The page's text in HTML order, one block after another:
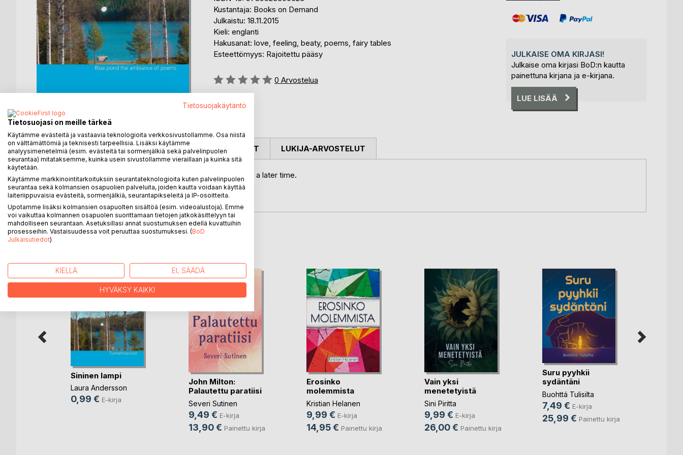
Kustantaja: Books on Demand
Julkaistu: 18.11.2015
Kieli: englanti
Hakusanat: love, feeling, beaty, poems, fairy tables
Esteettömyys: Rajoitettu pääsy
Arvostelu::
0%
0 Arvostelua
JULKAISE OMA KIRJASI!
Julkaise oma kirjasi BoD:n kautta
painettuna kirjana ja e-kirjana.
LUE LISÄÄ
KUVAUS
The atmosphere poem a poem book whisch will appear in a later time.
Dive into the forthcoming book of poems mood.
Suiteable for children to read the fairytable.
KIRJAILIJA LEHDISTÖARVOSTELUT LUKIJA-ARVOSTELUT
LISÄÄ KIRJOJA B
Sininen lampi
Laura Andersson
0,99 € E-kirja
John Milton:
Palautettu paratiisi
Severi Sutinen
9,49 € E-kirja
13,90 € Painettu kirja
Erosinko
molemmista
Kristian Helanen
9,99 € E-kirja
14,95 € Painettu kirja
Vain yksi
menetetyistä
Sini Piritta
9,99 € E-kirja
26,00 € Painettu kirja
Suru pyyhkii
sydäntäni
Buohttá Tulisilta
7,49 € E-kirja
25,99 € Painettu kirja
Tietosuojakäytäntö
Tietosuojasi on meille tärkeä
Käytämme evästeitä ja vastaavia teknologioita verkkosivustollamme. Osa niistä
on välttämättömiä ja teknisesti tarpeellisia. Lisäksi käytämme
analyysimenetelmiä (esim. evästeitä tai sormenjälkiä sekä palvelinpuolen
seurantaa) mitataksemme, kuinka usein sivustollamme vieraillaan ja kuinka sitä
käytetään.
Käytämme markkinointitarkoituksiin seurantateknologioita kuten palvelinpuolen
seurantaa sekä kolmansien osapuolien palveluita, joiden kautta voidaan käyttää
laiteriippuvaisia evästeitä, sormenjälkiä, seurantapikseleitä ja IP-osoitteita.
Upotamme lisäksi kolmansien osapuolten sisältöä (esim. videoalustoja). Emme
voi vaikuttaa kolmannen osapuolen suorittamaan tietojen jatkokäsittelyyn tai
mahdolliseen seurantaan. Asetuksillasi annat suostumuksen edellä kuvattuihin
prosesseihin. Vastaisuudessa voit peruuttaa suostumuksesi. (BoD
Julkaisutiedot)
KIELLÄ EI, SÄÄDÄ
HYVÄKSY KAIKKI